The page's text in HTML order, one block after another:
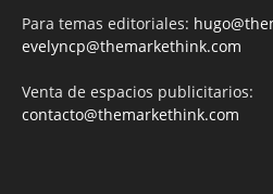
Para temas editoriales:
evelyncp@themarkethink.com
Venta de espacios publicitarios:
contacto@themarkethink.com